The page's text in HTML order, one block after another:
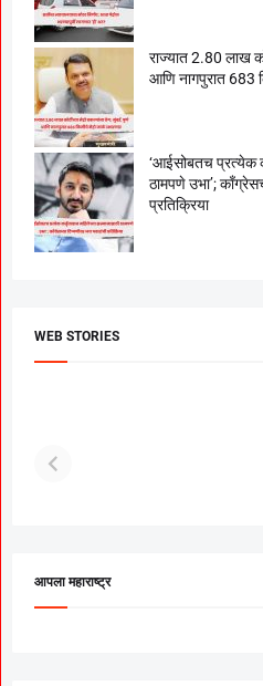
राज्यात 2.80 लाख
आणि नागपुरात 683
‘आईसोबतच प्रत्येक
ठामपणे उभा’;
प्रतिक्रिया
WEB STORIES
पूजा सावंत ने गुपचूप
आपला महाराष्ट्र